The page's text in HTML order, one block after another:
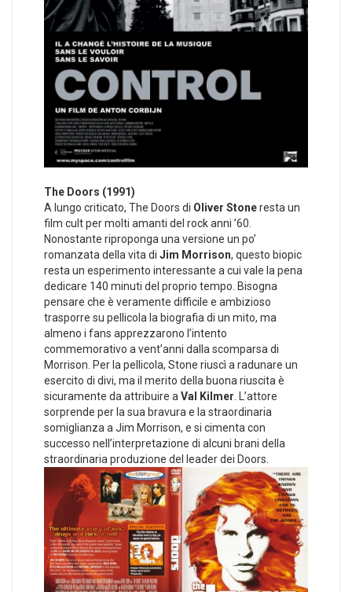
The Doors (1991)
A lungo criticato, The Doors di Oliver Stoneresta un
film cult per molti amanti del rock anni ’60.
Nonostante riproponga una versione un po’
romanzata della vita di Jim Morrison, questo biopic
resta un esperimento interessante a cui vale la pena
dedicare 140 minuti del proprio tempo. Bisogna
pensare che è veramente difficile e ambizioso
trasporre su pellicola la biografia di un mito, ma
almeno i fans apprezzarono l’intento
commemorativo a vent’anni dalla scomparsa di
Morrison. Per la pellicola, Stone riuscì a radunare un
esercito di divi, ma il merito della buona riuscita è
sicuramente da attribuire a Val Kilmer . L’attore
sorprende per la sua bravura e la straordinaria
somiglianza a Jim Morrison, e si cimenta con
successo nell’interpretazione di alcuni brani della
straordinaria produzione del leader dei Doors.